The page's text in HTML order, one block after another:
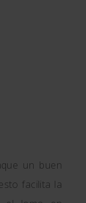
un buen
facilita la